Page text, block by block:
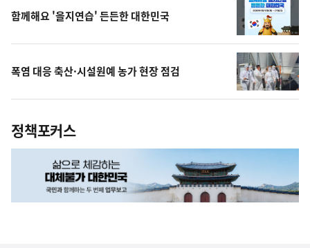
함께해요 '을지연습' 든든한 대한민국
폭염 대응 축산·시설원예 농가 현장 점검
정책포커스